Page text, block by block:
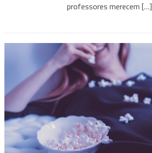
professores merecem […]